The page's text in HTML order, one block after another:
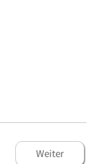
Weiter